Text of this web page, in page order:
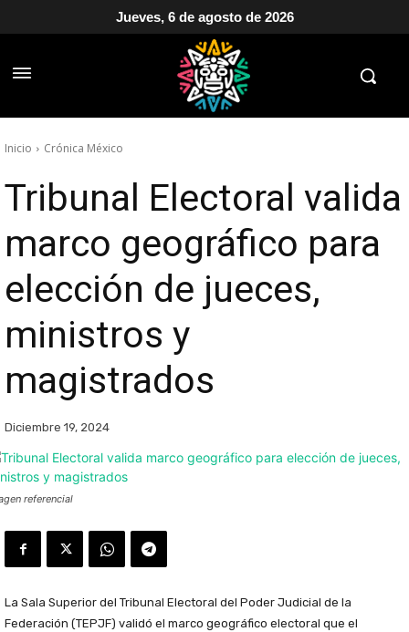
Jueves, 6 de agosto de 2026
Inicio Crónica México
Tribunal Electoral valida
marco geográfico para
elección de jueces,
ministros y
magistrados
Diciembre 19, 2024
referencial
La Sala Superior del Tribunal Electoral del Poder Judicial de la
Federación (TEPJF) validó el marco geográfico electoral que el